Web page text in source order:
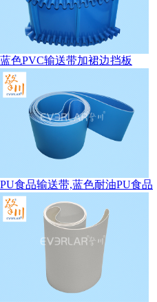
蓝色PVC输送带加裙边挡板
PU食品输送带,蓝色耐油PU食品